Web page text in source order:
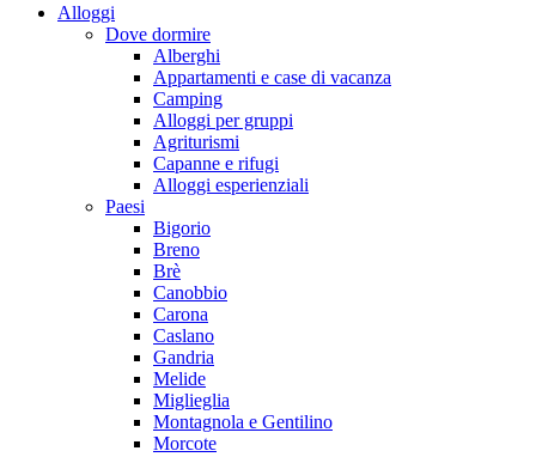
Alloggi
Dove dormire
Alberghi
Appartamenti e case di vacanza
Camping
Alloggi per gruppi
Agriturismi
Capanne e rifugi
Alloggi esperienziali
Paesi
Bigorio
Breno
Brè
Canobbio
Carona
Caslano
Gandria
Melide
Miglieglia
Montagnola e Gentilino
Morcote